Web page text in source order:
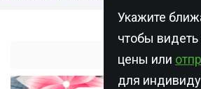
Укажите
чтобы видеть
цены или
для
8 марта